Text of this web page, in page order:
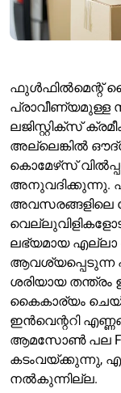
ഫുൾഫിൽമെന്റ്
പ്രാവീണ്യമുള്ള
ലജിസ്റ്റിക്‌സ്
അല്ലെങ്കിൽ
കൊമേഴ്‌സ്
അനുവദിക്കുന്നു.
അവസരങ്ങളിലെ
ലഭ്യമായ എല്ലാ
ആവശ്യപ്പെടുന്ന
ശരിയായ
കൈകാര്യം
ഇൻവെന്ററി
ആമസോൺ പല
കടംവയ്ക്കുന്നു,
നൽകുന്നില്ല.